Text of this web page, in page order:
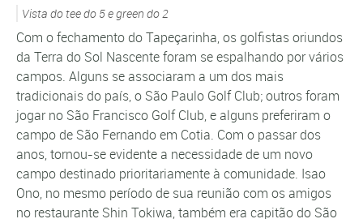
Vista do tee do 5 e green do 2
Com o fechamento do Tapeçarinha, os golfistas oriundos
da Terra do Sol Nascente foram se espalhando por vários
campos. Alguns se associaram a um dos mais
tradicionais do país, o São Paulo Golf Club; outros foram
jogar no São Francisco Golf Club, e alguns preferiram o
campo de São Fernando em Cotia. Com o passar dos
anos, tornou-se evidente a necessidade de um novo
campo destinado prioritariamente à comunidade. Isao
Ono, no mesmo período de sua reunião com os amigos
no restaurante Shin Tokiwa, também era capitão do São